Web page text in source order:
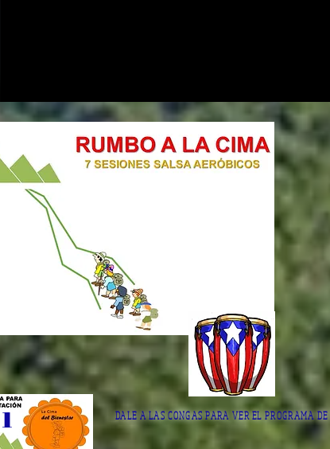
DALE A LAS CONGAS PARA VER EL PROGRAMA DE
1